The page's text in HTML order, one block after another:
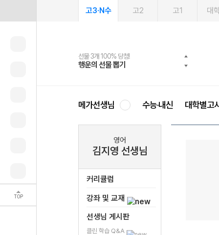
TOP
고3·N수 고2 고1 대
선물 3개 100% 당첨!
행운의 선물 뽑기
선물 100% 증정!
메가스터디 X 올리브
여름방학 스터디 캐시백
메가런 썸머스쿨
2027 러셀 단과
강사 공개선발
스마트러닝앱
설문 EVENT
메가패스
3일 무료 체험권
메가패스 수강생 무료혜택!
메가클럽 멤버십
사회공헌 캠페인
희망이룸 메가나눔
메가선생님 수능·내신 대학별고
영어
김지영 선생님
커리큘럼
강좌 및 교재
선생님 게시판
클린 학습 Q&A